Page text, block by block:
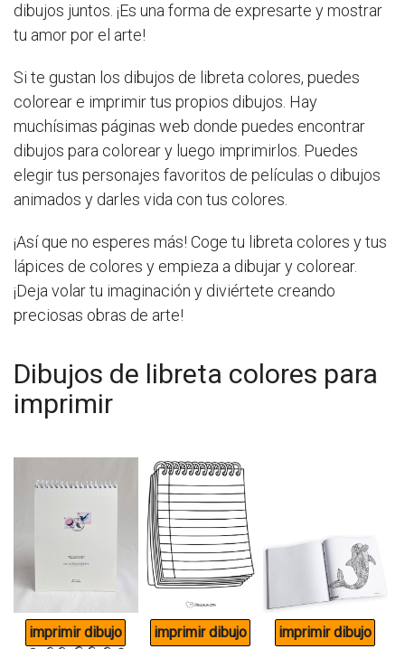
dibujos juntos. ¡Es una forma de expresarte y mostrar
tu amor por el arte!
Si te gustan los dibujos de libreta colores, puedes
colorear e imprimir tus propios dibujos. Hay
muchísimas páginas web donde puedes encontrar
dibujos para colorear y luego imprimirlos. Puedes
elegir tus personajes favoritos de películas o dibujos
animados y darles vida con tus colores.
¡Así que no esperes más! Coge tu libreta colores y tus
lápices de colores y empieza a dibujar y colorear.
¡Deja volar tu imaginación y diviértete creando
preciosas obras de arte!
Dibujos de libreta colores para
imprimir